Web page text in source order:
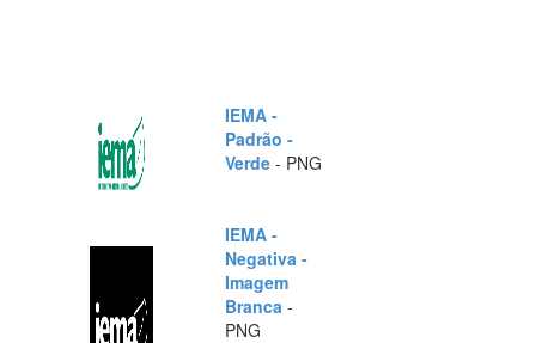
IEMA -
Padrão -
Verde - PNG
IEMA -
Negativa -
Imagem
Branca -
PNG